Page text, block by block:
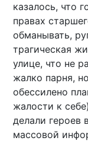
казалось, что
правах
обманывать,
трагическая
улице, что не
жалко парня,
обессилено
жалости к
делали героев
массовой